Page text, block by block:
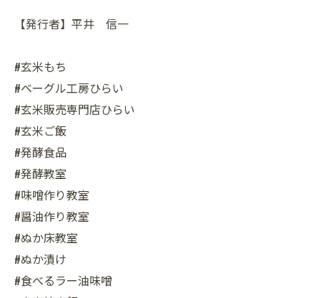
【発行者】平井 信一
#玄米もち
#ベーグル工房ひらい
#玄米販売専門店ひらい
#玄米ご飯
#発酵食品
#発酵教室
#味噌作り教室
#醤油作り教室
#ぬか床教室
#ぬか漬け
#食べるラー油味噌